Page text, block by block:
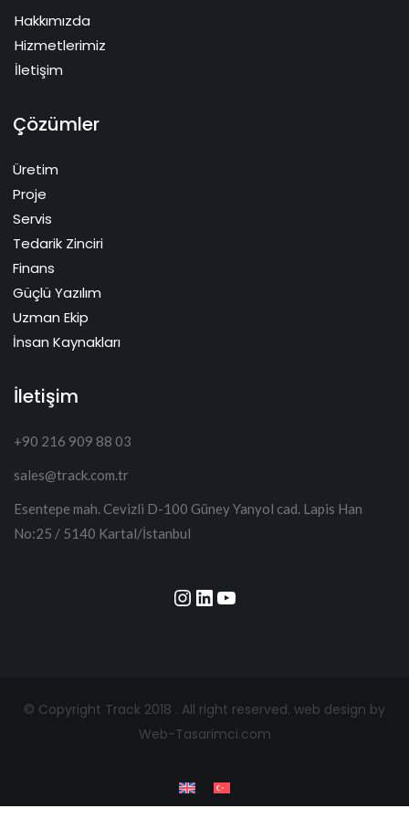
Hakkımızda
Hizmetlerimiz
İletişim
Çözümler
Üretim
Proje
Servis
Tedarik Zinciri
Finans
Güçlü Yazılım
Uzman Ekip
İnsan Kaynakları
İletişim
+90 216 909 88 03
sales@track.com.tr
Esentepe mah. Cevizli D-100 Güney Yanyol cad. Lapis Han
No:25 / 5140 Kartal/İstanbul
Instagram
LinkedIn
YouTube
© Copyright Track 2018 . All right reserved. web design by
Web-Tasarimci.com